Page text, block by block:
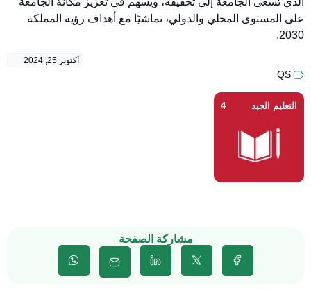
على المستوى المحلي والدولي، تماشيًا مع أهداف رؤية المملكة
2030.
أكتوبر 25, 2024
QS
التعليم الجيد 4
مشاركة الصفحة